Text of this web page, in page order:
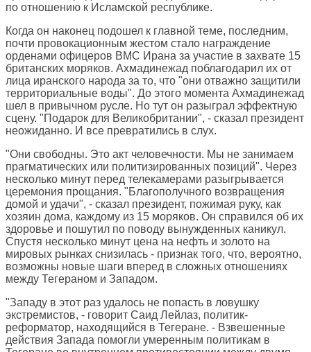
по отношению к Исламской республике.
Когда он наконец подошел к главной теме, последним,
почти провокационным жестом стало награждение
орденами офицеров ВМС Ирана за участие в захвате 15
британских моряков. Ахмадинежад поблагодарил их от
лица иранского народа за то, что "они отважно защитили
территориальные воды". До этого момента Ахмадинежад
шел в привычном русле. Но тут он разыграл эффектную
сцену. "Подарок для Великобритании", - сказал президент
неожиданно. И все превратились в слух.
"Они свободны. Это акт человечности. Мы не занимаем
прагматических или политизированных позиций". Через
несколько минут перед телекамерами разыгрывается
церемония прощания. "Благополучного возвращения
домой и удачи", - сказал президент, пожимая руку, как
хозяин дома, каждому из 15 моряков. Он справился об их
здоровье и пошутил по поводу вынужденных каникул.
Спустя несколько минут цена на нефть и золото на
мировых рынках снизилась - признак того, что, вероятно,
возможны новые шаги вперед в сложных отношениях
между Тегераном и Западом.
"Западу в этот раз удалось не попасть в ловушку
экстремистов, - говорит Саид Лейлаз, политик-
реформатор, находящийся в Тегеране. - Взвешенные
действия Запада помогли умеренным политикам в